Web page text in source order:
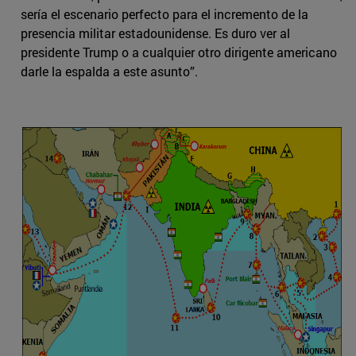
sería el escenario perfecto para el incremento de la
presencia militar estadounidense. Es duro ver al
presidente Trump o a cualquier otro dirigente americano
darle la espalda a este asunto”.